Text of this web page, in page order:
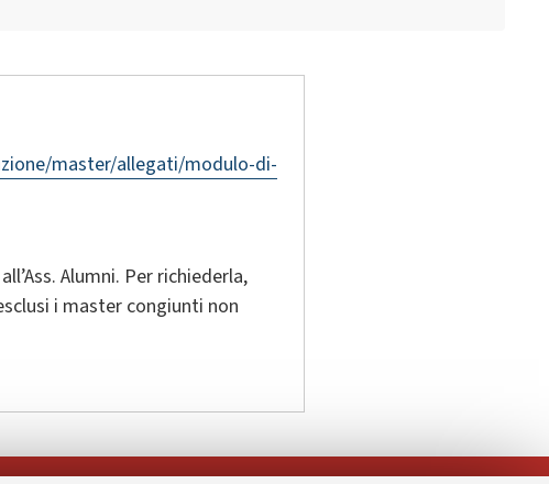
master/allegati/modulo-di-
Alumni. Per richiederla,
i master congiunti non